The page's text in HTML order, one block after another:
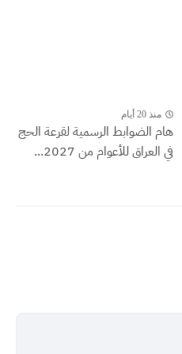
منذ 20 أيام
هام الضوابط الرسمية لقرعة الحج
في العراق للأعوام من 2027...